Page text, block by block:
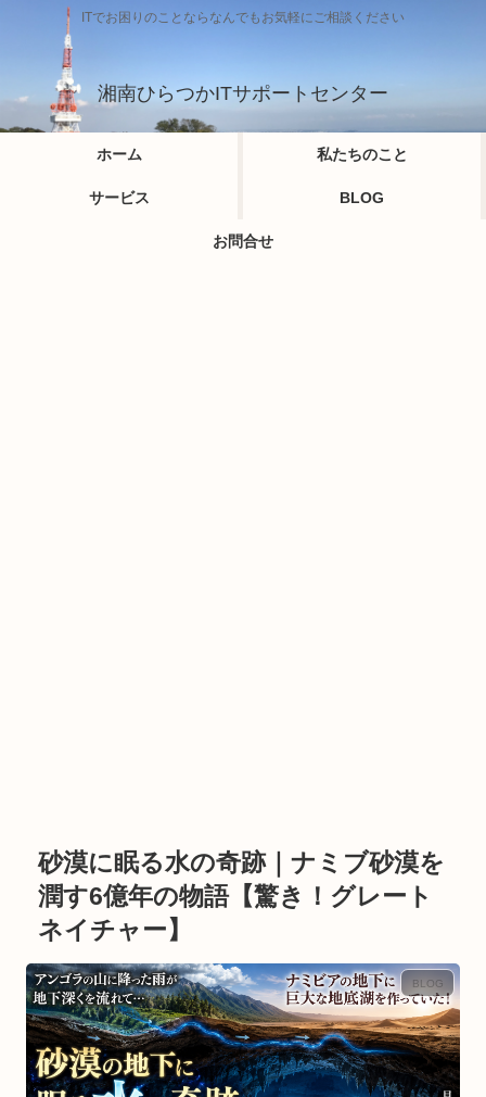
ITでお困りのことならなんでもお気軽にご相談ください
湘南ひらつかITサポートセンター
ホーム 私たちのこと
サービス BLOG
お問合せ
砂漠に眠る水の奇跡｜ナミブ砂漠を
潤す6億年の物語【驚き！グレート
ネイチャー】
BLOG